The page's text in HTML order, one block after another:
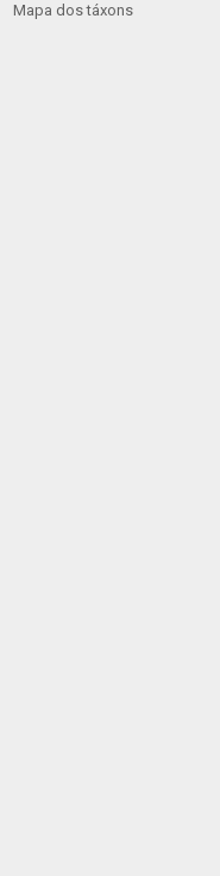
Mapa dos táxons